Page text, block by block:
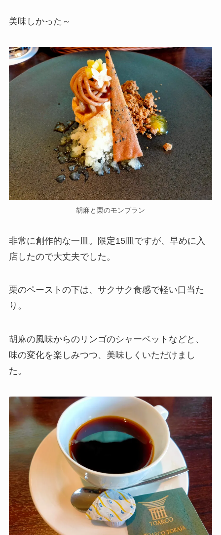
美味しかった～
胡麻と栗のモンブラン
非常に創作的な一皿。限定15皿ですが、早めに入
店したので大丈夫でした。
栗のペーストの下は、サクサク食感で軽い口当た
り。
胡麻の風味からのリンゴのシャーベットなどと、
味の変化を楽しみつつ、美味しくいただけまし
た。